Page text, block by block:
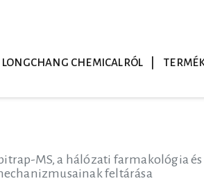
LONGCHANG CHEMICALRÓL
MS, a hálózati farmakológia
feltárása